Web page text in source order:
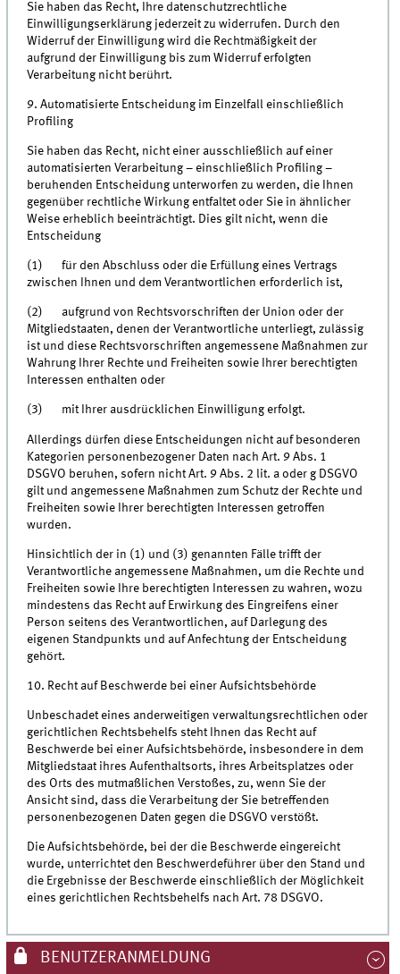
Sie haben das Recht, Ihre datenschutzrechtliche
Einwilligungserklärung jederzeit zu widerrufen. Durch den
Widerruf der Einwilligung wird die Rechtmäßigkeit der
aufgrund der Einwilligung bis zum Widerruf erfolgten
Verarbeitung nicht berührt.
9. Automatisierte Entscheidung im Einzelfall einschließlich
Profiling
Sie haben das Recht, nicht einer ausschließlich auf einer
automatisierten Verarbeitung – einschließlich Profiling –
beruhenden Entscheidung unterworfen zu werden, die Ihnen
gegenüber rechtliche Wirkung entfaltet oder Sie in ähnlicher
Weise erheblich beeinträchtigt. Dies gilt nicht, wenn die
Entscheidung
(1) für den Abschluss oder die Erfüllung eines Vertrags
zwischen Ihnen und dem Verantwortlichen erforderlich ist,
(2) aufgrund von Rechtsvorschriften der Union oder der
Mitgliedstaaten, denen der Verantwortliche unterliegt, zulässig
ist und diese Rechtsvorschriften angemessene Maßnahmen zur
Wahrung Ihrer Rechte und Freiheiten sowie Ihrer berechtigten
Interessen enthalten oder
(3) mit Ihrer ausdrücklichen Einwilligung erfolgt.
Allerdings dürfen diese Entscheidungen nicht auf besonderen
Kategorien personenbezogener Daten nach Art. 9 Abs. 1
DSGVO beruhen, sofern nicht Art. 9 Abs. 2 lit. a oder g DSGVO
gilt und angemessene Maßnahmen zum Schutz der Rechte und
Freiheiten sowie Ihrer berechtigten Interessen getroffen
wurden.
Hinsichtlich der in (1) und (3) genannten Fälle trifft der
Verantwortliche angemessene Maßnahmen, um die Rechte und
Freiheiten sowie Ihre berechtigten Interessen zu wahren, wozu
mindestens das Recht auf Erwirkung des Eingreifens einer
Person seitens des Verantwortlichen, auf Darlegung des
eigenen Standpunkts und auf Anfechtung der Entscheidung
gehört.
10. Recht auf Beschwerde bei einer Aufsichtsbehörde
Unbeschadet eines anderweitigen verwaltungsrechtlichen oder
gerichtlichen Rechtsbehelfs steht Ihnen das Recht auf
Beschwerde bei einer Aufsichtsbehörde, insbesondere in dem
Mitgliedstaat ihres Aufenthaltsorts, ihres Arbeitsplatzes oder
des Orts des mutmaßlichen Verstoßes, zu, wenn Sie der
Ansicht sind, dass die Verarbeitung der Sie betreffenden
personenbezogenen Daten gegen die DSGVO verstößt.
Die Aufsichtsbehörde, bei der die Beschwerde eingereicht
wurde, unterrichtet den Beschwerdeführer über den Stand und
die Ergebnisse der Beschwerde einschließlich der Möglichkeit
eines gerichtlichen Rechtsbehelfs nach Art. 78 DSGVO.
BENUTZERANMELDUNG